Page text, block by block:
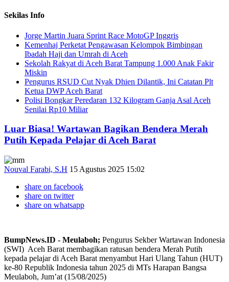
Sekilas Info
Jorge Martin Juara Sprint Race MotoGP Inggris
Kemenhaj Perketat Pengawasan Kelompok Bimbingan
Ibadah Haji dan Umrah di Aceh
Sekolah Rakyat di Aceh Barat Tampung 1.000 Anak Fakir
Miskin
Pengurus RSUD Cut Nyak Dhien Dilantik, Ini Catatan Plt
Ketua DWP Aceh Barat
Polisi Bongkar Peredaran 132 Kilogram Ganja Asal Aceh
Senilai Rp10 Miliar
Luar Biasa! Wartawan Bagikan Bendera Merah
Putih Kepada Pelajar di Aceh Barat
Nouval Farabi, S.H 15 Agustus 2025 15:02
share on facebook
share on twitter
share on whatsapp
BumpNews.ID - Meulaboh; Pengurus Sekber Wartawan Indonesia
(SWI) Aceh Barat membagikan ratusan bendera Merah Putih
kepada pelajar di Aceh Barat menyambut Hari Ulang Tahun (HUT)
ke-80 Republik Indonesia tahun 2025 di MTs Harapan Bangsa
Meulaboh, Jum’at (15/08/2025)